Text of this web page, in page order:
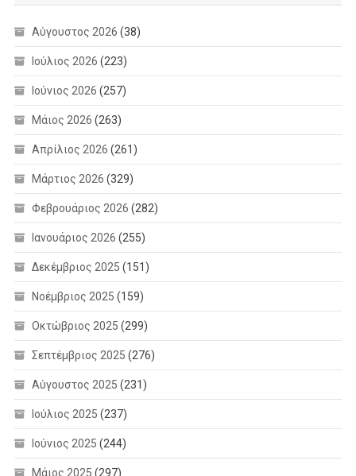
Αύγουστος 2026 (38)
Ιούλιος 2026 (223)
Ιούνιος 2026 (257)
Μάιος 2026 (263)
Απρίλιος 2026 (261)
Μάρτιος 2026 (329)
Φεβρουάριος 2026 (282)
Ιανουάριος 2026 (255)
Δεκέμβριος 2025 (151)
Νοέμβριος 2025 (159)
Οκτώβριος 2025 (299)
Σεπτέμβριος 2025 (276)
Αύγουστος 2025 (231)
Ιούλιος 2025 (237)
Ιούνιος 2025 (244)
Μάιος 2025 (297)